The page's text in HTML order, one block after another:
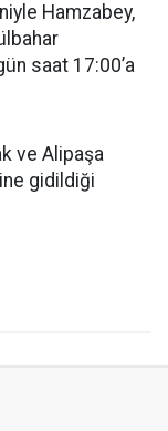
Hamzabey,
saat 17:00’a
ve Alipaşa
gidildiği